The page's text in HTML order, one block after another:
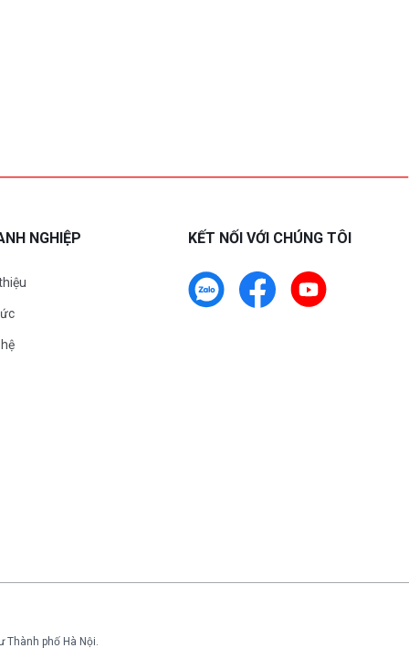
NGHIỆP KẾT NỐI VỚI CHÚNG TÔI
phố Hà Nội.